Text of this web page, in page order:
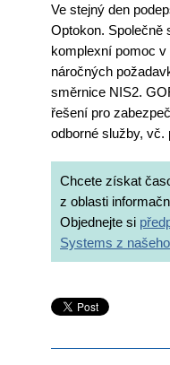
Ve stejný den
Optokon.
komplexní pomoc
náročných
směrnice NIS2.
řešení pro
odborné služby, vč.
Chcete získat
z oblasti
Objednejte si
Systems z